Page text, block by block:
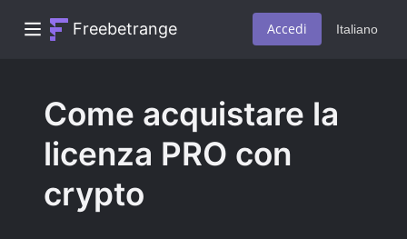
Freebetrange Accedi Italiano
Come acquistare la
licenza PRO con
crypto